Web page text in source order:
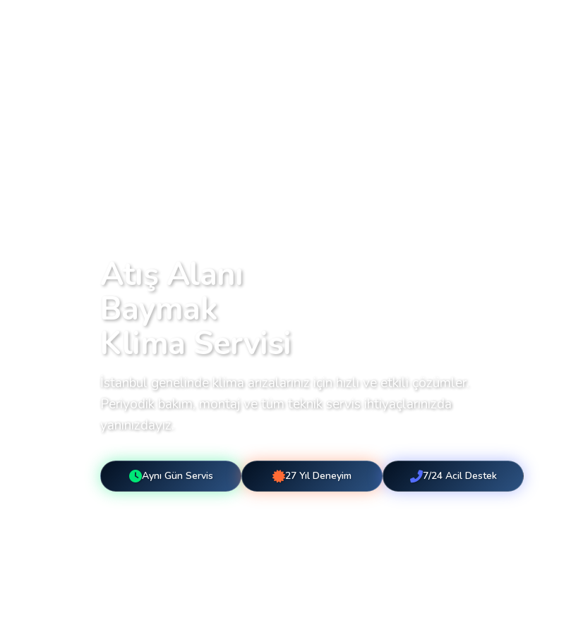
Atış Alanı
Baymak
Klima Servisi
İstanbul genelinde klima arızalarınız için hızlı ve etkili çözümler.
Periyodik bakım, montaj ve tüm teknik servis ihtiyaçlarınızda
yanınızdayız.
Aynı Gün Servis 27 Yıl Deneyim 7/24 Acil Destek